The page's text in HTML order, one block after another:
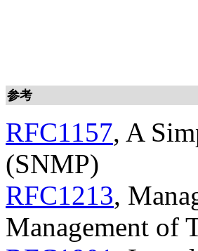
参考
RFC1157, A
(SNMP)
RFC1213,
Management of